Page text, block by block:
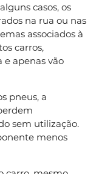
casos, os
na rua ou nas
associados à
carros,
apenas vão
pneus, a
sem utilização.
menos